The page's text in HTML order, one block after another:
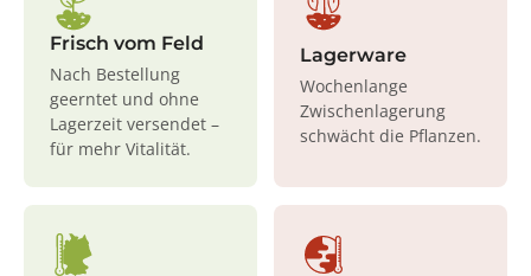
Frisch vom Feld
Nach Bestellung
geerntet und ohne
Lagerzeit versendet –
für mehr Vitalität.
Lagerware
Wochenlange
Zwischenlagerung
schwächt die Pflanzen.